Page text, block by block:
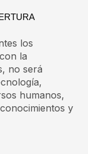
los
la
no será
humanos,
y